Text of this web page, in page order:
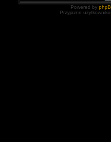
Powered by
Przyjazne